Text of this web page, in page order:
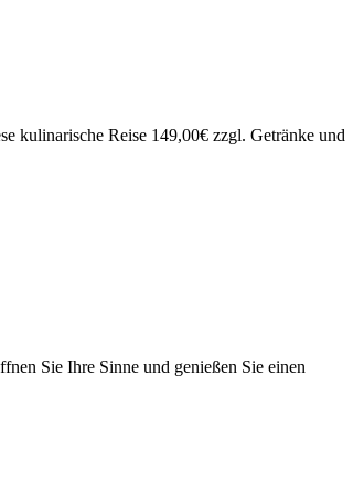
kulinarische Reise 149,00€ zzgl. Getränke und
Sie Ihre Sinne und genießen Sie einen